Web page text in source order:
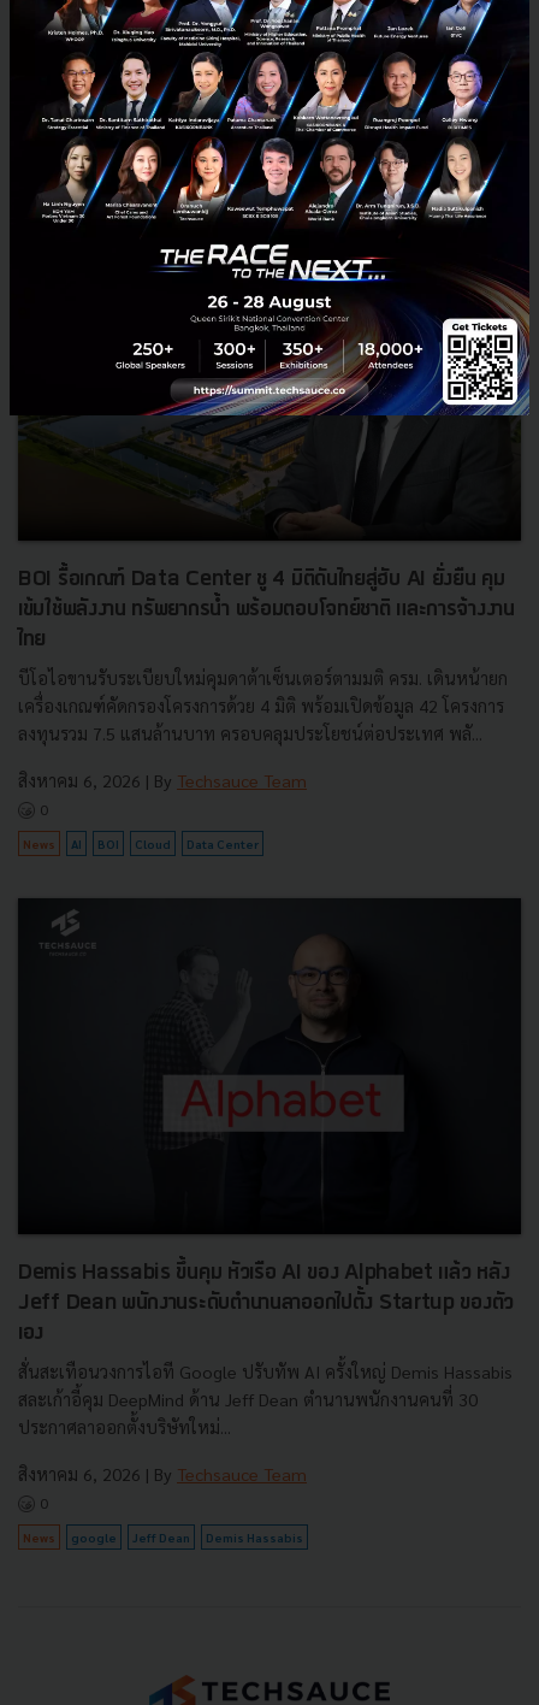
มหาดไทย กล่าวปาฐกถาพิเศษในหัวข้อ “ฝ่าวิกฤติ รับมือระเบียบโลก
ใหม่” ในงาน The INTANIA Forum...
สิงหาคม 6, 2026| By Techsauce Team
0
ประเทศไทย เศรษฐกิจไทย
BOI รื้อเกณฑ์ Data Center ชู 4 มิติดันไทยสู่ฮับ AI ยั่งยืน คุม
เข้มใช้พลังงาน ทรัพยากรน้ำ พร้อมตอบโจทย์ชาติ และการจ้างงาน
ไทย
บีโอไอขานรับระเบียบใหม่คุมดาต้าเซ็นเตอร์ตามมติ ครม. เดินหน้ายก
เครื่องเกณฑ์คัดกรองโครงการด้วย 4 มิติ พร้อมเปิดข้อมูล 42 โครงการ
ลงทุนรวม 7.5 แสนล้านบาท ครอบคลุมประโยชน์ต่อประเทศ พลั...
สิงหาคม 6, 2026 | By Techsauce Team
0
News AI BOI Cloud Data Center
Demis Hassabis ขึ้นคุม หัวเรือ AI ของ Alphabet แล้ว หลัง
Jeff Dean พนักงานระดับตำนานลาออกไปตั้ง Startup ของตัว
เอง
สั่นสะเทือนวงการไอที Google ปรับทัพ AI ครั้งใหญ่ Demis Hassabis
สละเก้าอี้คุม DeepMind ด้าน Jeff Dean ตำนานพนักงานคนที่ 30
ประกาศลาออกตั้งบริษัทใหม่...
สิงหาคม 6, 2026 | By Techsauce Team
0
News google Jeff Dean Demis Hassabis